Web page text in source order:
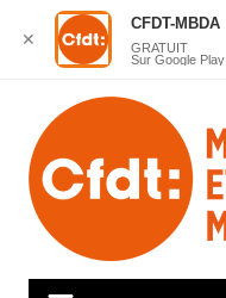
contenu
✕
CFDT-MBDA
GRATUIT
Sur Google Play